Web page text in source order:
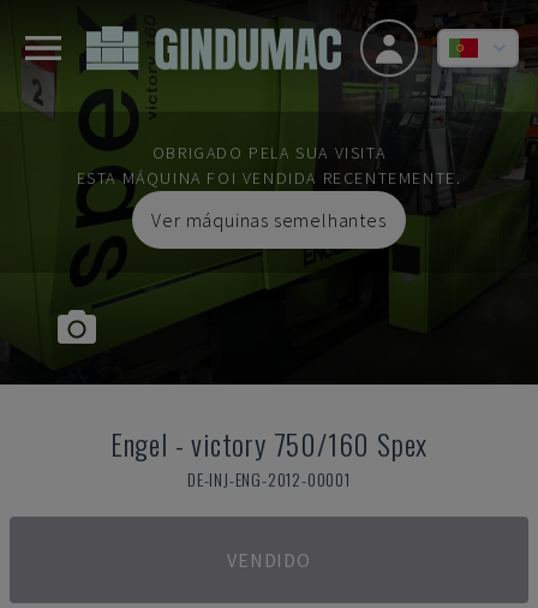
OBRIGADO PELA SUA VISITA
ESTA MÁQUINA FOI VENDIDA RECENTEMENTE.
Ver máquinas semelhantes
Engel -victory 750/160 Spex
DE-INJ-ENG-2012-00001
VENDIDO